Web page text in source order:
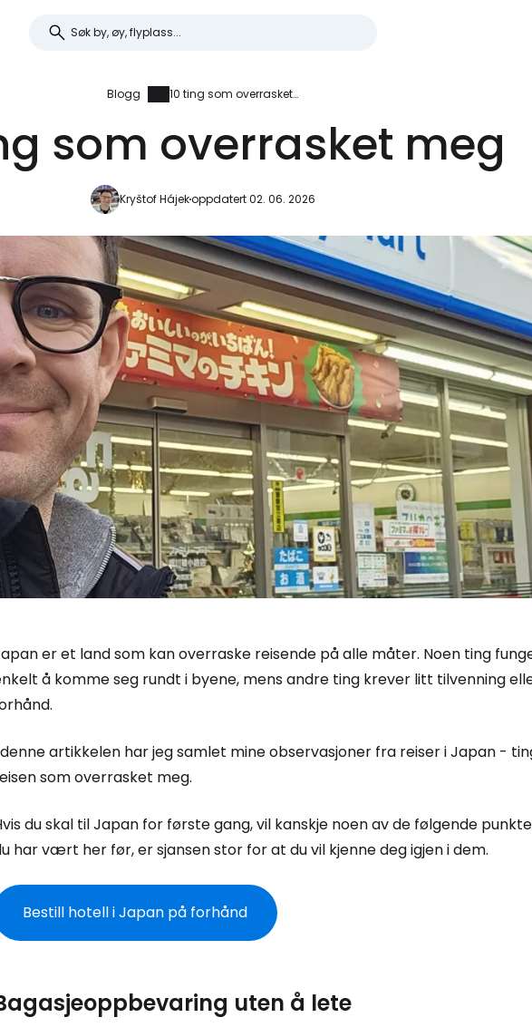
Blogg 10 ting som overrasket meg
som overrasket meg
Kryštof Hájekoppdatert 02. 06. 2026
er et land som kan overraske reisende på alle måter. Noen ting
å komme seg rundt i byene, mens andre ting krever litt tilvenning
artikkelen har jeg samlet mine observasjoner fra reiser i Japan -
som overrasket meg.
du skal til Japan for første gang, vil kanskje noen av de følgende
har vært her før, er sjansen stor for at du vil kjenne deg igjen i dem.
Bestill hotell i Japan på forhånd
uten å lete